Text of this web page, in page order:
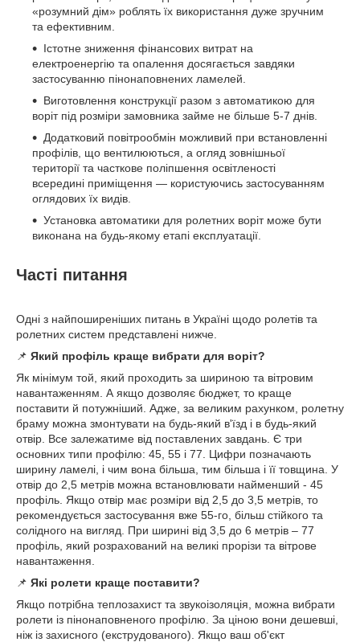
«розумний дім» роблять їх використання дуже зручним
та ефективним.
Істотне зниження фінансових витрат на
електроенергію та опалення досягається завдяки
застосуванню пінонаповнених ламелей.
Виготовлення конструкції разом з автоматикою для
воріт під розміри замовника займе не більше 5-7 днів.
Додатковий повітрообмін можливий при встановленні
профілів, що вентилюються, а огляд зовнішньої
території та часткове поліпшення освітленості
всередині приміщення — користуючись застосуванням
оглядових їх видів.
Установка автоматики для ролетних воріт може бути
виконана на будь-якому етапі експлуатації.
Часті питання
Одні з найпоширеніших питань в Україні щодо ролетів та
ролетних систем представлені нижче.
📌 Який профіль краще вибрати для воріт?
Як мінімум той, який проходить за шириною та вітровим
навантаженням. А якщо дозволяє бюджет, то краще
поставити й потужніший. Адже, за великим рахунком, ролетну
браму можна змонтувати на будь-який в'їзд і в будь-який
отвір. Все залежатиме від поставлених завдань. Є три
основних типи профілю: 45, 55 і 77. Цифри позначають
ширину ламелі, і чим вона більша, тим більша і її товщина. У
отвір до 2,5 метрів можна встановлювати найменший - 45
профіль. Якщо отвір має розміри від 2,5 до 3,5 метрів, то
рекомендується застосування вже 55-го, більш стійкого та
солідного на вигляд. При ширині від 3,5 до 6 метрів – 77
профіль, який розрахований на великі прорізи та вітрове
навантаження.
📌 Які ролети краще поставити?
Якщо потрібна теплозахист та звукоізоляція, можна вибрати
ролети із пінонаповненого профілю. За ціною вони дешевші,
ніж із захисного (екструдованого). Якщо ваш об'єкт